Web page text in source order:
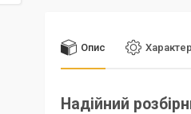
Опис
Надійний